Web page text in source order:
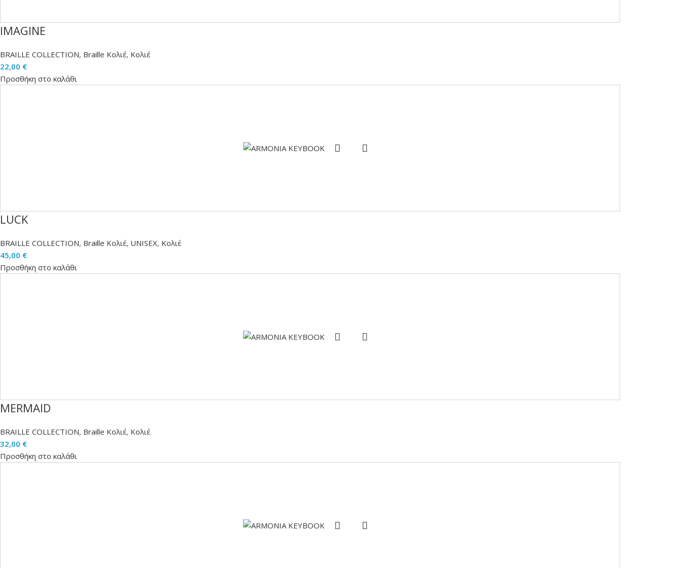
IMAGINE
BRAILLE COLLECTION, Braille Κολιέ, Κολιέ
22,00 €
Προσθήκη στο καλάθι
LUCK
BRAILLE COLLECTION, Braille Κολιέ, UNISEX, Κολιέ
45,00 €
Προσθήκη στο καλάθι
MERMAID
BRAILLE COLLECTION, Braille Κολιέ, Κολιέ
32,00 €
Προσθήκη στο καλάθι